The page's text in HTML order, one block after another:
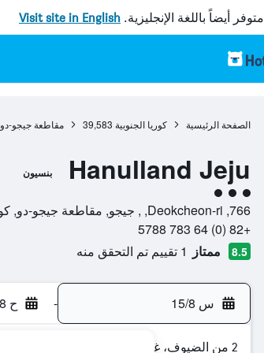
متوفر أيضاً باللغة الإنجليزية. Visit site in English
الصفحة الرئيسية كوريا الجنوبية 39,583 مقاطعة جيجو-دو
Hanulland Jeju بنسيون
تقييم فئة 3
766, Deokcheon-ri, , جيجو, مقاطعة جيجو-دو, كوريا الجنوبية
+82 (0) 64 783 5788
8.5 ممتاز 1 تقييم تم التحقق منه
س 15/8 - ح 16/8
2 من الضيوف، غرفة واحدة